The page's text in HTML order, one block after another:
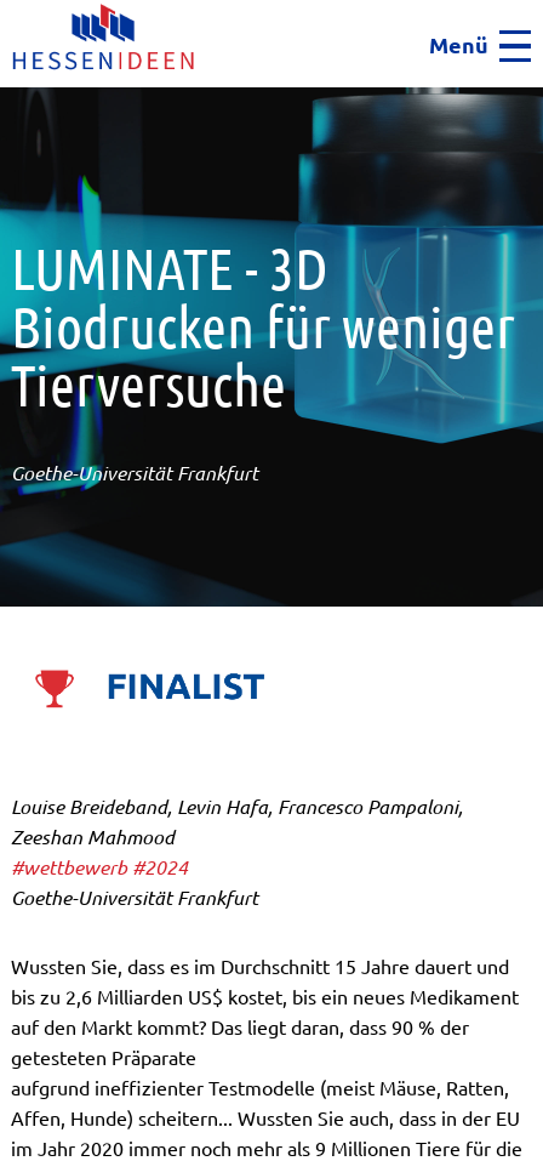
Menü
LUMINATE - 3D
Biodrucken für weniger
Tierversuche
Goethe-Universität Frankfurt
Louise Breideband, Levin Hafa, Francesco Pampaloni,
Zeeshan Mahmood
#wettbewerb #2024
Goethe-Universität Frankfurt
Wussten Sie, dass es im Durchschnitt 15 Jahre dauert und
bis zu 2,6 Milliarden US$ kostet, bis ein neues Medikament
auf den Markt kommt? Das liegt daran, dass 90 % der
getesteten Präparate
aufgrund ineffizienter Testmodelle (meist Mäuse, Ratten,
Affen, Hunde) scheitern... Wussten Sie auch, dass in der EU
im Jahr 2020 immer noch mehr als 9 Millionen Tiere für die